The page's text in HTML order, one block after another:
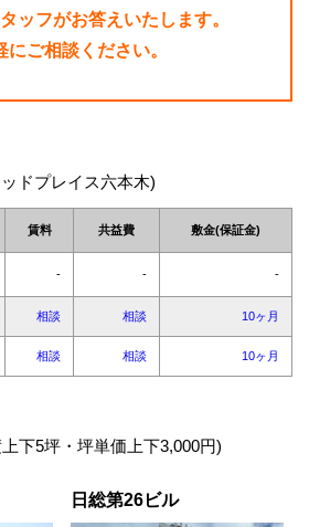
ッフがお答えいたします。
にご相談ください。
ドプレイス六本木)
下5坪・坪単価上下3,000円)